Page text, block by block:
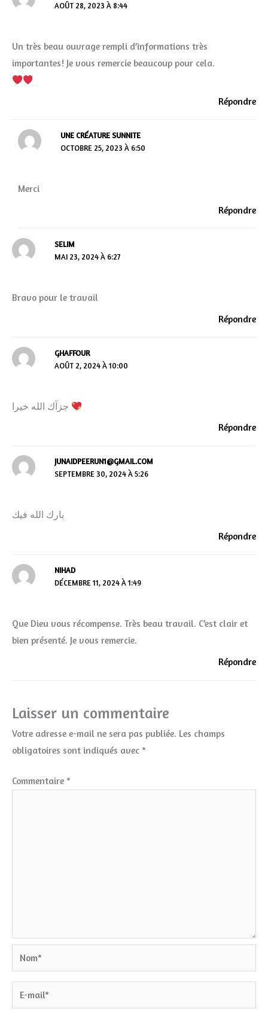
AOÛT 28, 2023 À 8:44
Un très beau ouvrage rempli d’informations très
importantes! Je vous remercie beaucoup pour cela.
Répondre
UNE CRÉATURE SUNNITE
OCTOBRE 25, 2023 À 6:50
Merci
Répondre
SELIM
MAI 23, 2024 À 6:27
Bravo pour le travail
Répondre
GHAFFOUR
AOÛT 2, 2024 À 10:00
Répondre
JUNAIDPEERUN1@GMAIL.COM
SEPTEMBRE 30, 2024 À 5:26
بارك الله فيك
Répondre
NIHAD
DÉCEMBRE 11, 2024 À 1:49
Que Dieu vous récompense. Très beau travail. C’est clair et
bien présenté. Je vous remercie.
Répondre
Laisser un commentaire
Votre adresse e-mail ne sera pas publiée. Les champs
obligatoires sont indiqués avec *
Commentaire *
Nom*
mail*